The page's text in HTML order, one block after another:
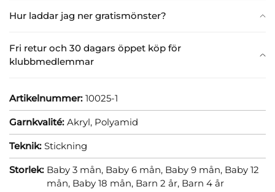
Hur laddar jag ner gratismönster?
Fri retur och 30 dagars öppet köp för
klubbmedlemmar
Artikelnummer: 10025-1
Garnkvalité: Akryl, Polyamid
Teknik: Stickning
Storlek: Baby 3 mån, Baby 6 mån, Baby 9 mån, Baby 12
mån, Baby 18 mån, Barn 2 år, Barn 4 år